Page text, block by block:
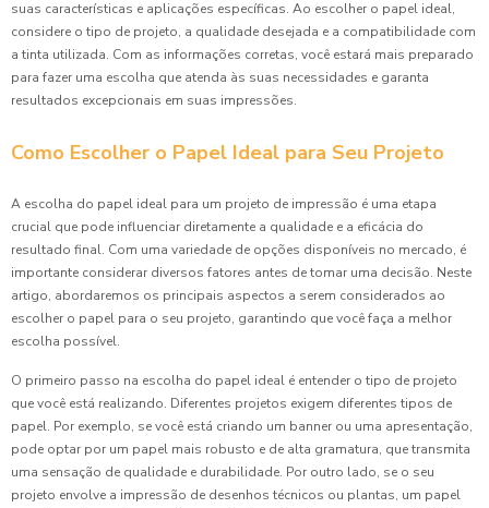
suas características e aplicações específicas. Ao escolher o papel ideal,
considere o tipo de projeto, a qualidade desejada e a compatibilidade com
a tinta utilizada. Com as informações corretas, você estará mais preparado
para fazer uma escolha que atenda às suas necessidades e garanta
resultados excepcionais em suas impressões.
Como Escolher o Papel Ideal para Seu Projeto
A escolha do papel ideal para um projeto de impressão é uma etapa
crucial que pode influenciar diretamente a qualidade e a eficácia do
resultado final. Com uma variedade de opções disponíveis no mercado, é
importante considerar diversos fatores antes de tomar uma decisão. Neste
artigo, abordaremos os principais aspectos a serem considerados ao
escolher o papel para o seu projeto, garantindo que você faça a melhor
escolha possível.
O primeiro passo na escolha do papel ideal é entender o tipo de projeto
que você está realizando. Diferentes projetos exigem diferentes tipos de
papel. Por exemplo, se você está criando um banner ou uma apresentação,
pode optar por um papel mais robusto e de alta gramatura, que transmita
uma sensação de qualidade e durabilidade. Por outro lado, se o seu
projeto envolve a impressão de desenhos técnicos ou plantas, um papel